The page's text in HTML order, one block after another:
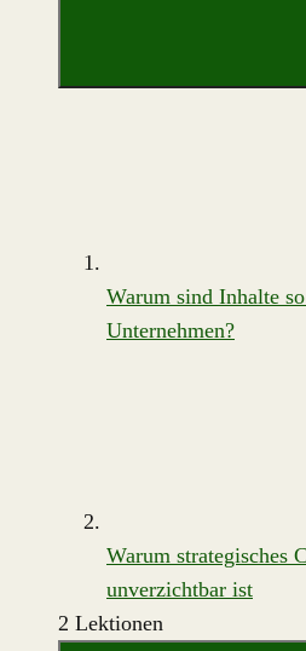
Warum sind Inhalte
Unternehmen?
Warum strategisches
unverzichtbar ist
2 Lektionen